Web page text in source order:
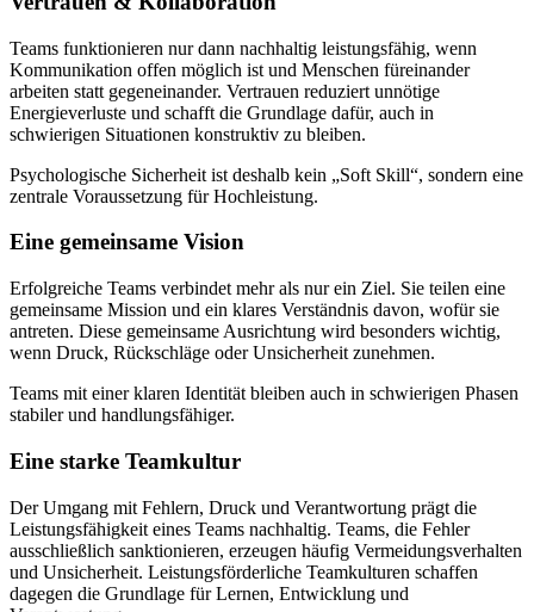
Teams funktionieren nur dann nachhaltig leistungsfähig, wenn
Kommunikation offen möglich ist und Menschen füreinander
arbeiten statt gegeneinander. Vertrauen reduziert unnötige
Energieverluste und schafft die Grundlage dafür, auch in
schwierigen Situationen konstruktiv zu bleiben.
Psychologische Sicherheit ist deshalb kein „Soft Skill“, sondern eine
zentrale Voraussetzung für Hochleistung.
Eine gemeinsame Vision
Erfolgreiche Teams verbindet mehr als nur ein Ziel. Sie teilen eine
gemeinsame Mission und ein klares Verständnis davon, wofür sie
antreten. Diese gemeinsame Ausrichtung wird besonders wichtig,
wenn Druck, Rückschläge oder Unsicherheit zunehmen.
Teams mit einer klaren Identität bleiben auch in schwierigen Phasen
stabiler und handlungsfähiger.
Eine starke Teamkultur
Der Umgang mit Fehlern, Druck und Verantwortung prägt die
Leistungsfähigkeit eines Teams nachhaltig. Teams, die Fehler
ausschließlich sanktionieren, erzeugen häufig Vermeidungsverhalten
und Unsicherheit. Leistungsförderliche Teamkulturen schaffen
dagegen die Grundlage für Lernen, Entwicklung und